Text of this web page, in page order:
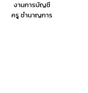
งานการบัญชี
ครู ชำนาญการ